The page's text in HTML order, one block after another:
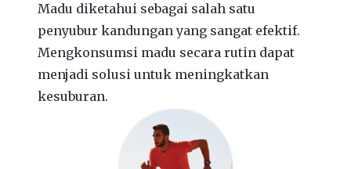
Madu diketahui sebagai salah satu
penyubur kandungan yang sangat efektif.
Mengkonsumsi madu secara rutin dapat
menjadi solusi untuk meningkatkan
kesuburan.